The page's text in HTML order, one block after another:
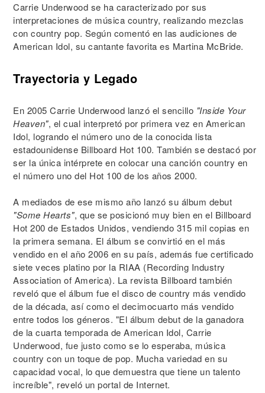
Carrie Underwood se ha caracterizado por sus
interpretaciones de música country, realizando mezclas
con country pop. Según comentó en las audiciones de
American Idol, su cantante favorita es Martina McBride.
Trayectoria y Legado
En 2005 Carrie Underwood lanzó el sencillo "Inside Your
Heaven", el cual interpretó por primera vez en American
Idol, logrando el número uno de la conocida lista
estadounidense Billboard Hot 100. También se destacó por
ser la única intérprete en colocar una canción country en
el número uno del Hot 100 de los años 2000.
A mediados de ese mismo año lanzó su álbum debut
"Some Hearts", que se posicionó muy bien en el Billboard
Hot 200 de Estados Unidos, vendiendo 315 mil copias en
la primera semana. El álbum se convirtió en el más
vendido en el año 2006 en su país, además fue certificado
siete veces platino por la RIAA (Recording Industry
Association of America). La revista Billboard también
reveló que el álbum fue el disco de country más vendido
de la década, así como el decimocuarto más vendido
entre todos los géneros. "El álbum debut de la ganadora
de la cuarta temporada de American Idol, Carrie
Underwood, fue justo como se lo esperaba, música
country con un toque de pop. Mucha variedad en su
capacidad vocal, lo que demuestra que tiene un talento
increíble", reveló un portal de Internet.